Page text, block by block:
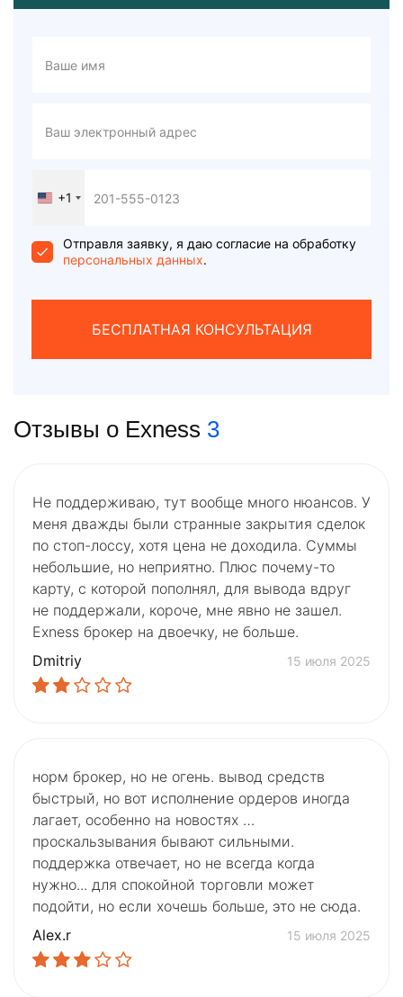
United
+1
+1
Отправля заявку, я даю согласие на обработку
персональных данных.
БЕСПЛАТНАЯ КОНСУЛЬТАЦИЯ
Отзывы о Exness 3
Не поддерживаю, тут вообще много нюансов. У
меня дважды были странные закрытия сделок
по стоп-лоссу, хотя цена не доходила. Суммы
небольшие, но неприятно. Плюс почему-то
карту, с которой пополнял, для вывода вдруг
не поддержали, короче, мне явно не зашел.
Exness брокер на двоечку, не больше.
Dmitriy
15 июля 2025
норм брокер, но не огень. вывод средств
быстрый, но вот исполнение ордеров иногда
лагает, особенно на новостях …
проскальзывания бывают сильными.
поддержка отвечает, но не всегда когда
нужно... для спокойной торговли может
подойти, но если хочешь больше, это не сюда.
Alex.r
15 июля 2025